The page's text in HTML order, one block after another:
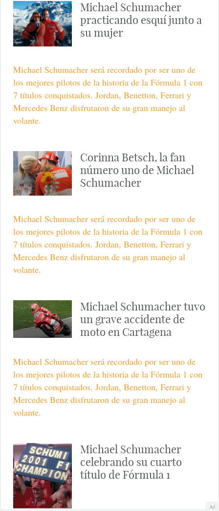
Michael Schumacher
practicando esquí junto a
su mujer
Michael Schumacher será recordado por ser uno de
los mejores pilotos de la historia de la Fórmula 1 con
7 títulos conquistados. Jordan, Benetton, Ferrari y
Mercedes Benz disfrutaron de su gran manejo al
volante.
Corinna Betsch, la fan
número uno de Michael
Schumacher
Michael Schumacher será recordado por ser uno de
los mejores pilotos de la historia de la Fórmula 1 con
7 títulos conquistados. Jordan, Benetton, Ferrari y
Mercedes Benz disfrutaron de su gran manejo al
volante.
Michael Schumacher tuvo
un grave accidente de
moto en Cartagena
Michael Schumacher será recordado por ser uno de
los mejores pilotos de la historia de la Fórmula 1 con
7 títulos conquistados. Jordan, Benetton, Ferrari y
Mercedes Benz disfrutaron de su gran manejo al
volante.
Michael Schumacher
celebrando su cuarto
título de Fórmula 1
Ad